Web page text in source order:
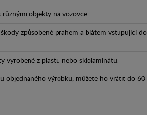
objekty na vozovce.
způsobené prahem a blátem vstupující do
vyrobené z plastu nebo sklolaminátu.
objednaného výrobku, můžete ho vrátit do 60